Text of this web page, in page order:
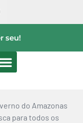
seu!
do Amazonas
para todos os